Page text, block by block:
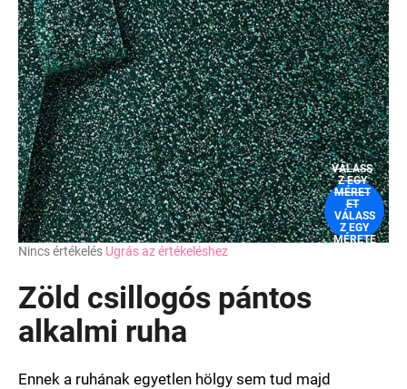
A
átlagos
értékelése
ből
csillag.
Nincs értékelés Ugrás az értékeléshez
Zöld csillogós pántos
alkalmi ruha
Ennek a ruhának egyetlen hölgy sem tud majd
VÁLASS
Z EGY
MÉRET
ET
VÁLASS
Z EGY
MÉRETE